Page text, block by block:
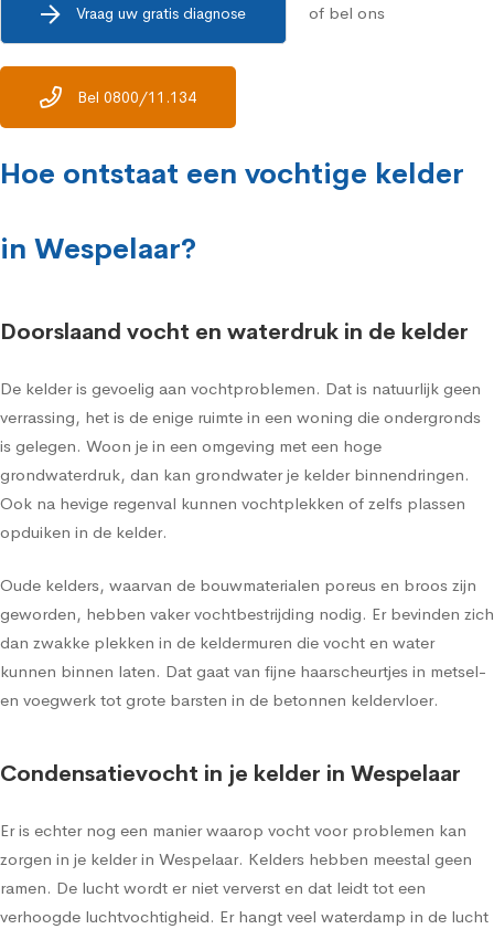
Vraag uw gratis diagnose of bel ons
Bel 0800/11.134
Hoe ontstaat een vochtige kelder
in Wespelaar?
Doorslaand vocht en waterdruk in de kelder
De kelder is gevoelig aan vochtproblemen. Dat is natuurlijk geen
verrassing, het is de enige ruimte in een woning die ondergronds
is gelegen. Woon je in een omgeving met een hoge
grondwaterdruk, dan kan grondwater je kelder binnendringen.
Ook na hevige regenval kunnen vochtplekken of zelfs plassen
opduiken in de kelder.
Oude kelders, waarvan de bouwmaterialen poreus en broos zijn
geworden, hebben vaker vochtbestrijding nodig. Er bevinden zich
dan zwakke plekken in de keldermuren die vocht en water
kunnen binnen laten. Dat gaat van fijne haarscheurtjes in metsel-
en voegwerk tot grote barsten in de betonnen keldervloer.
Condensatievocht in je kelder in Wespelaar
Er is echter nog een manier waarop vocht voor problemen kan
zorgen in je kelder in Wespelaar. Kelders hebben meestal geen
ramen. De lucht wordt er niet ververst en dat leidt tot een
verhoogde luchtvochtigheid. Er hangt veel waterdamp in de lucht